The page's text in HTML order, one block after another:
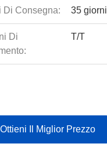
Di Consegna: 35 giorni
Di
T/T
Ottieni Il Miglior Prezzo